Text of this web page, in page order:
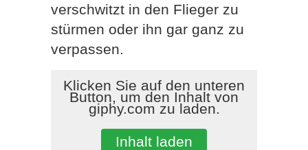
verschwitzt in den Flieger zu
stürmen oder ihn gar ganz zu
verpassen.
Klicken Sie auf den unteren
Button, um den Inhalt von
giphy.com zu laden.
Inhalt laden